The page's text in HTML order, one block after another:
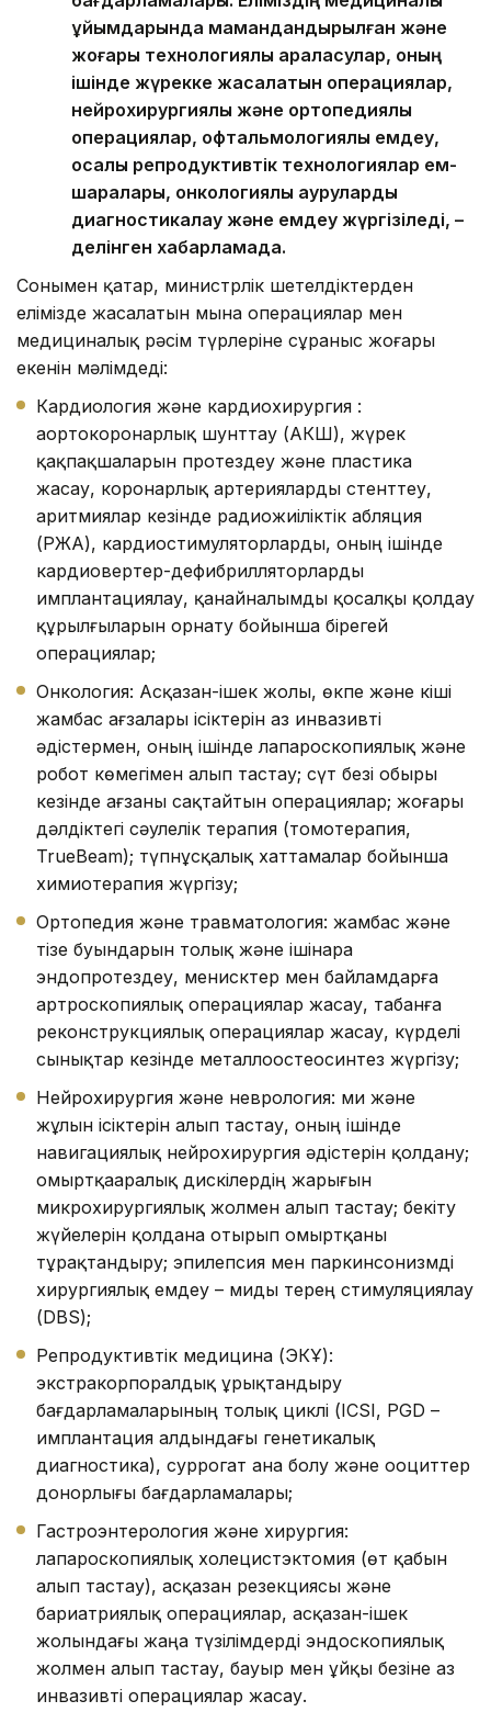
ұйымдарында мамандандырылған және
жоғары технологиялық араласулар, оның
ішінде жүрекке жасалатын операциялар,
нейрохирургиялық және ортопедиялық
операциялар, офтальмологиялық емдеу,
қосалқы репродуктивтік технологиялар ем-
шаралары, онкологиялық ауруларды
диагностикалау және емдеу жүргізіледі, –
делінген хабарламада.
Сонымен қатар, министрлік шетелдіктерден
елімізде жасалатын мына операциялар мен
медициналық рәсім түрлеріне сұраныс жоғары
екенін мәлімдеді:
Кардиология және кардиохирургия :
аортокоронарлық шунттау (АКШ), жүрек
қақпақшаларын протездеу және пластика
жасау, коронарлық артерияларды стенттеу,
аритмиялар кезінде радиожиіліктік абляция
(РЖА), кардиостимуляторларды, оның ішінде
кардиовертер-дефибрилляторларды
имплантациялау, қанайналымды қосалқы қолдау
құрылғыларын орнату бойынша бірегей
операциялар;
Онкология: Асқазан-ішек жолы, өкпе және кіші
жамбас ағзалары ісіктерін аз инвазивті
әдістермен, оның ішінде лапароскопиялық және
робот көмегімен алып тастау; сүт безі обыры
кезінде ағзаны сақтайтын операциялар; жоғары
дәлдіктегі сәулелік терапия (томотерапия,
TrueBeam); түпнұсқалық хаттамалар бойынша
химиотерапия жүргізу;
Ортопедия және травматология: жамбас және
тізе буындарын толық және ішінара
эндопротездеу, менисктер мен байламдарға
артроскопиялық операциялар жасау, табанға
реконструкциялық операциялар жасау, күрделі
сынықтар кезінде металлоостеосинтез жүргізу;
Нейрохирургия және неврология: ми және
жұлын ісіктерін алып тастау, оның ішінде
навигациялық нейрохирургия әдістерін қолдану;
омыртқааралық дискілердің жарығын
микрохирургиялық жолмен алып тастау; бекіту
жүйелерін қолдана отырып омыртқаны
тұрақтандыру; эпилепсия мен паркинсонизмді
хирургиялық емдеу – миды терең стимуляциялау
(DBS);
Репродуктивтік медицина (ЭКҰ):
экстракорпоралдық ұрықтандыру
бағдарламаларының толық циклі (ICSI, PGD –
имплантация алдындағы генетикалық
диагностика), суррогат ана болу және ооциттер
донорлығы бағдарламалары;
Гастроэнтерология және хирургия:
лапароскопиялық холецистэктомия (өт қабын
алып тастау), асқазан резекциясы және
бариатриялық операциялар, асқазан-ішек
жолындағы жаңа түзілімдерді эндоскопиялық
жолмен алып тастау, бауыр мен ұйқы безіне аз
инвазивті операциялар жасау.